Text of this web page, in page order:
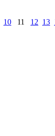
10 11 12 13